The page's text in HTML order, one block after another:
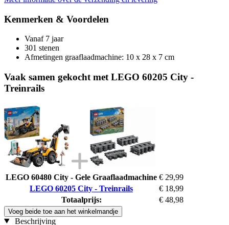
Kenmerken & Voordelen
Vanaf 7 jaar
301 stenen
Afmetingen graaflaadmachine: 10 x 28 x 7 cm
Vaak samen gekocht met LEGO 60205 City -
Treinrails
LEGO 60480 City - Gele Graaflaadmachine € 29,99
LEGO 60205 City - Treinrails
€ 18,99
Totaalprijs:
€ 48,98
Voeg beide toe aan het winkelmandje
Beschrijving